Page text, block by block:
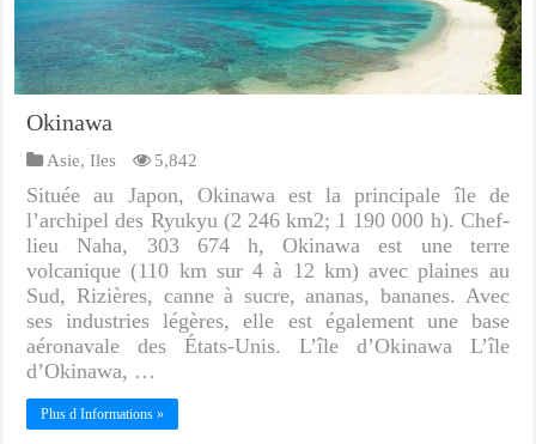
Okinawa
Asie, Iles 5,842
Située au Japon, Okinawa est la principale île de
l’archipel des Ryukyu (2 246 km2; 1 190 000 h). Chef-
lieu Naha, 303 674 h, Okinawa est une terre
volcanique (110 km sur 4 à 12 km) avec plaines au
Sud, Rizières, canne à sucre, ananas, bananes. Avec
ses industries légères, elle est également une base
aéronavale des États-Unis. L’île d’Okinawa L’île
d’Okinawa, …
Plus d Informations »